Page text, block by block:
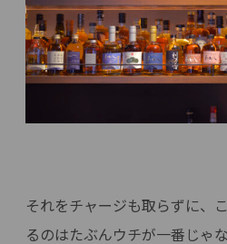
それをチャージも取らずに、
るのはたぶんウチが一番じゃ